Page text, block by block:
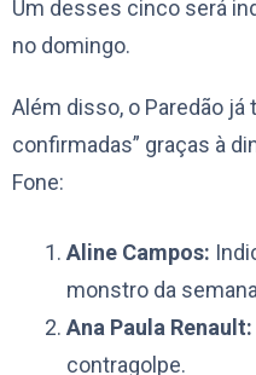
Um desses cinco será
no domingo.
Além disso, o Paredão
confirmadas” graças à
Fone:
Aline Campos:
monstro da
Ana Paula Renault:
contragolpe.